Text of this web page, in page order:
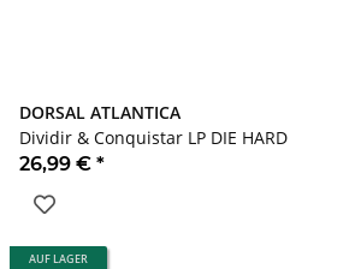
DORSAL ATLANTICA
Dividir & Conquistar LP DIE HARD
26,99 € *
AUF LAGER